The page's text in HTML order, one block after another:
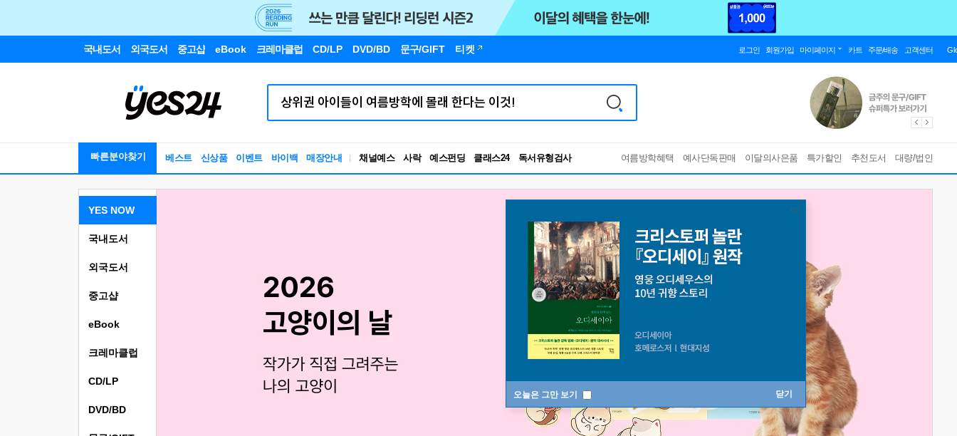
국내도서 외국도서 중고샵 eBook 크레마클럽 CD/LP DVD/BD 문구/GIFT 티켓 로그인 회원가입 마이페이지 카트 주문/배송 고객센터
빠른분야찾기 베스트 신상품 이벤트 바이백 매장안내 채널예스 사락 예스펀딩 클래스24
RBTI Lab
독서유형검사
여름방학혜택 예사단독판매 이달의사은품 특가할인 추천도서 대량/법인
오늘은 그만 보기 닫기
YES NOW
국내도서
외국도서
중고샵
eBook
크레마클럽
CD/LP
DVD/BD